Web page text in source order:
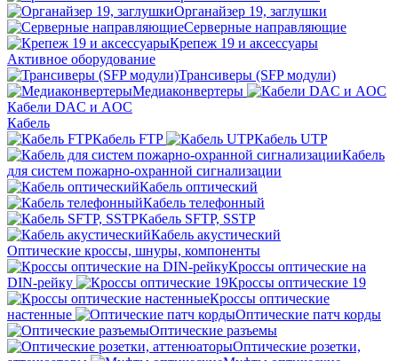
Органайзер 19, заглушки
Серверные направляющие
Крепеж 19 и аксессуары
Активное оборудование
Трансиверы (SFP модули)
Медиаконвертеры
Кабели DAC и AOC
Кабель
Кабель FTP
Кабель UTP
Кабель
для систем пожарно-охранной сигнализации
Кабель оптический
Кабель телефонный
Кабель SFTP, SSTP
Кабель акустический
Оптические кроссы, шнуры, компоненты
Кроссы оптические на
DIN-рейку
Кроссы оптические 19
Кроссы оптические
настенные
Оптические патч корды
Оптические разъемы
Оптические розетки,